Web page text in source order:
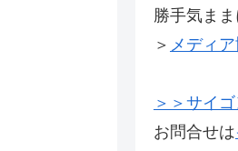
勝手気まま
＞ メディ
＞＞サイ
お問合せは